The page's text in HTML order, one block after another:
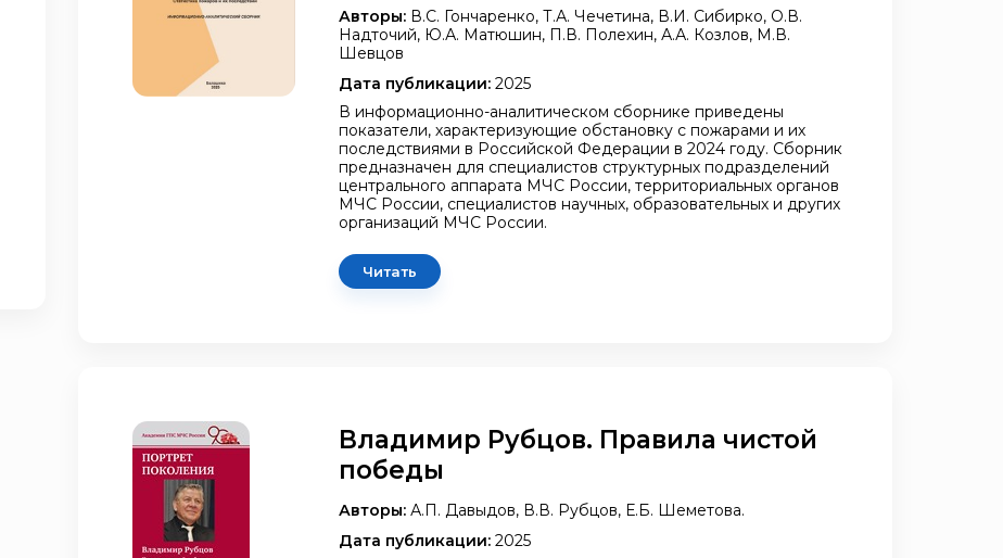
Авторы: В.С. Гончаренко, Т.А. Чечетина, В.И. Сибирко, О.В.
Надточий, Ю.А. Матюшин, П.В. Полехин, А.А. Козлов, М.В.
Шевцов
Дата публикации: 2025
В информационно-аналитическом сборнике приведены
показатели, характеризующие обстановку с пожарами и их
последствиями в Российской Федерации в 2024 году. Сборник
предназначен для специалистов структурных подразделений
центрального аппарата МЧС России, территориальных органов
МЧС России, специалистов научных, образовательных и других
организаций МЧС России.
Читать
Владимир Рубцов. Правила чистой
победы
Авторы: А.П. Давыдов, В.В. Рубцов, Е.Б. Шеметова.
Дата публикации: 2025